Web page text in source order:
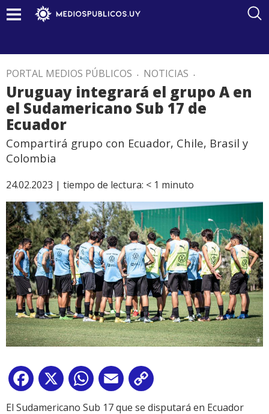
PORTAL MEDIOS PÚBLICOS . NOTICIAS .
Uruguay integrará el grupo A en
el Sudamericano Sub 17 de
Ecuador
Compartirá grupo con Ecuador, Chile, Brasil y
Colombia
24.02.2023 | tiempo de lectura: < 1 minuto
Facebook
X WhatsApp
Email
Link
El Sudamericano Sub 17 que se disputará en Ecuador